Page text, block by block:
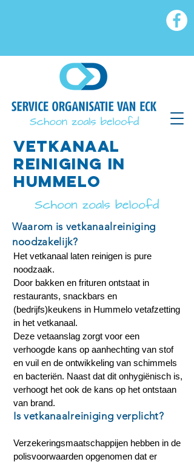
VETkanaal
reiniging in
hummelo
Waarom is vetkanaalreiniging
noodzakelijk?
Het vetkanaal laten reinigen is pure
noodzaak.
Door bakken en frituren ontstaat in
restaurants, snackbars en
(bedrijfs)keukens in Hummelo vetafzetting
in het vetkanaal.
Deze vetaanslag zorgt voor een
verhoogde kans op aanhechting van stof
en vuil en de ontwikkeling van schimmels
en bacteriën. Naast dat dit onhygiënisch is,
verhoogt het ook de kans op het ontstaan
van brand.
Verzekeringsmaatschappijen hebben in de
polisvoorwaarden opgenomen dat er
Is vetkanaalreiniging verplicht?